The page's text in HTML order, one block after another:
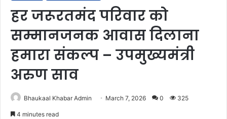
हर जरूरतमंद परिवार को
सम्मानजनक आवास दिलाना
हमारा संकल्प – उपमुख्यमंत्री
अरुण साव
Bhaukaal Khabar Admin March 7, 2026 0 325
4 minutes read